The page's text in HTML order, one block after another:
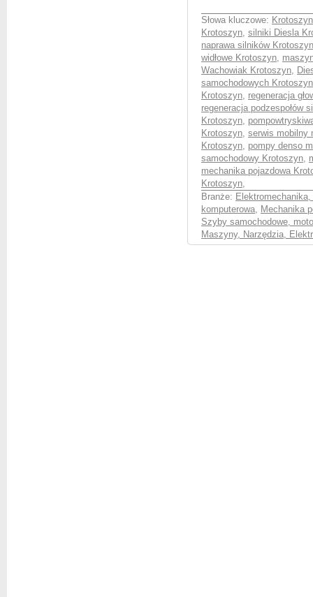
Słowa kluczowe:
Krotoszyn, silniki Diesla
naprawa silników Krotoszyn
widłowe Krotoszyn,
Wachowiak Krotoszyn,
samochodowych Krotoszyn
Krotoszyn, regeneracja
regeneracja podzespołów
Krotoszyn,
Krotoszyn, serwis mobilny
Krotoszyn, pompy denso
samochodowy Krotoszyn,
mechanika pojazdowa
Krotoszyn,
Branże:
komputerowa, Mechanika
Szyby samochodowe,
Maszyny, Narzędzia,